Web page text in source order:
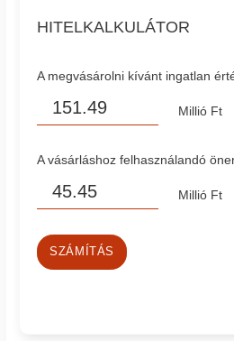
HITELKALKULÁTOR
A megvásárolni kívánt ingatlan
Millió Ft
A vásárláshoz felhasználandó
Millió Ft
SZÁMÍTÁS